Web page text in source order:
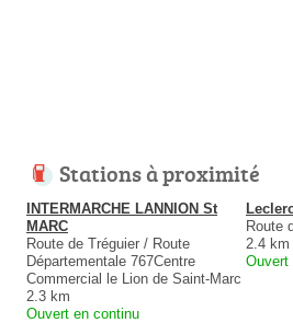
Stations à proximité
INTERMARCHE LANNION St
MARC
Route de Tréguier / Route
Départementale 767Centre
Commercial le Lion de Saint-Marc
2.3 km
Ouvert en continu
Route
2.4 km
Ouvert